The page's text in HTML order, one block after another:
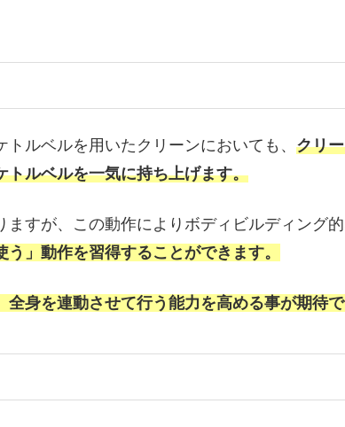
ルベルを用いたクリーンにおいても、 クリ
トルベルを一気に持ち上げます。
すが、この動作によりボディビルディング
う」動作を習得することができます。
身を連動させて行う能力を高める事が期待で